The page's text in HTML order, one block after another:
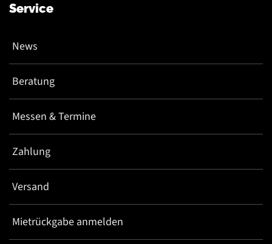
Service
News
Beratung
Messen & Termine
Zahlung
Versand
Mietrückgabe anmelden